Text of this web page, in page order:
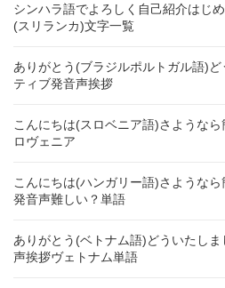
シンハラ語でよろしく自己紹介はじ
(スリランカ)文字一覧
ありがとう(ブラジルポルトガル語)
ティブ発音声挨拶
こんにちは(スロベニア語)さような
ロヴェニア
こんにちは(ハンガリー語)さような
発音声難しい？単語
ありがとう(ベトナム語)どういたし
声挨拶ヴェトナム単語